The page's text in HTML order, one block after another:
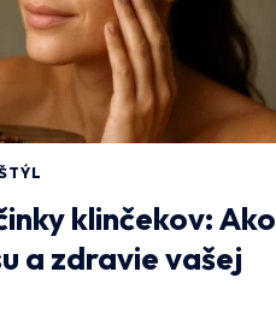
klinčekov: Ako
a zdravie vašej